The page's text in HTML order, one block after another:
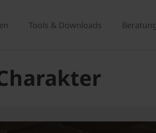
Tools & Downloads